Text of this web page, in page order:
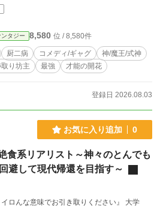
仏教系の学
学問にも宗教にも興味が無い信善。 目指す
しかしこのままでは寺の住職街道真っしぐ
神社に行って神頼みをしてみることにしたの
ンタジー 8,580 位 / 8,580件
厨二病 コメディ/ギャグ
神/魔王/式神
り坊主 最強 才能の開花
登録日 2026.08.03
お気に入り追加 0
食系リアリスト～神々のとんでも
避して現代帰還を目指す～
ロんな意味でお引き取りください』 大学